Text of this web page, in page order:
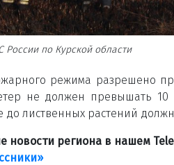
России по Курской области
режима разрешено
не должен превышать
до лиственных растений
новости региона в нашем